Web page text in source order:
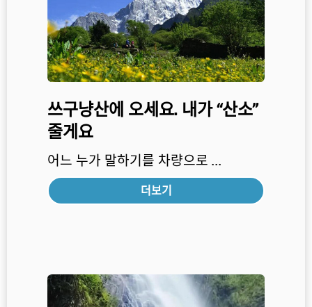
쓰구냥산에 오세요. 내가 “산소”
줄게요
어느 누가 말하기를 차량으로 ...
더보기